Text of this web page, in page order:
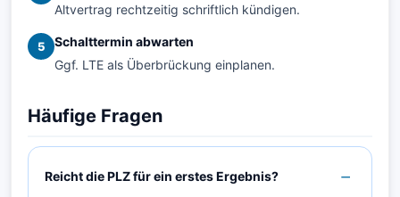
Altvertrag rechtzeitig schriftlich kündigen.
5
Schalttermin abwarten
Ggf. LTE als Überbrückung einplanen.
Häufige Fragen
Reicht die PLZ für ein erstes Ergebnis?